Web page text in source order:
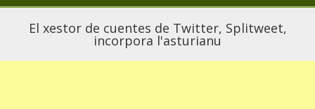
El xestor de cuentes de Twitter, Splitweet,
incorpora l'asturianu